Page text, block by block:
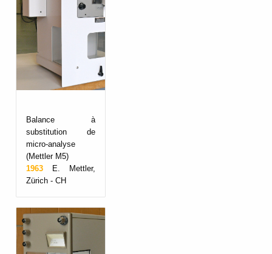
Balance à
substitution de
micro-analyse
(Mettler M5)
1963
E. Mettler,
Zürich - CH